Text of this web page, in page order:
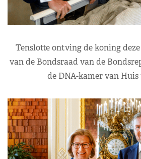
Tenslotte ontving de koning
van de Bondsraad van de
de DNA-kamer van Huis